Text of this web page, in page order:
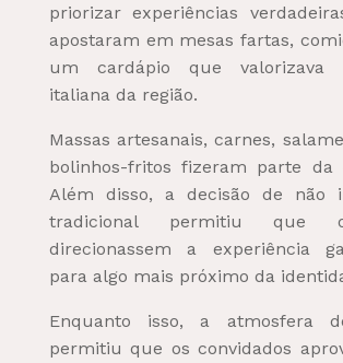
priorizar experiências
apostaram em mesas fartas,
um cardápio que valorizava
italiana da região.
Massas artesanais, carnes,
bolinhos-fritos fizeram parte da
Além disso, a decisão de não
tradicional permitiu que
direcionassem a experiência
para algo mais próximo da
Enquanto isso, a atmosfera
permitiu que os convidados